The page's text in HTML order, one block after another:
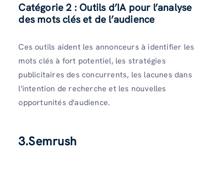
Catégorie 2 : Outils d’IA pour l’analyse
des mots clés et de l’audience
Ces outils aident les annonceurs à identifier les
mots clés à fort potentiel, les stratégies
publicitaires des concurrents, les lacunes dans
l'intention de recherche et les nouvelles
opportunités d'audience.
3.Semrush